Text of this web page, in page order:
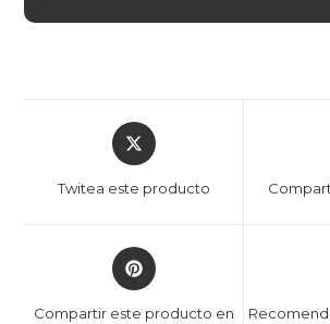
Twitea este producto
Compartir este producto en